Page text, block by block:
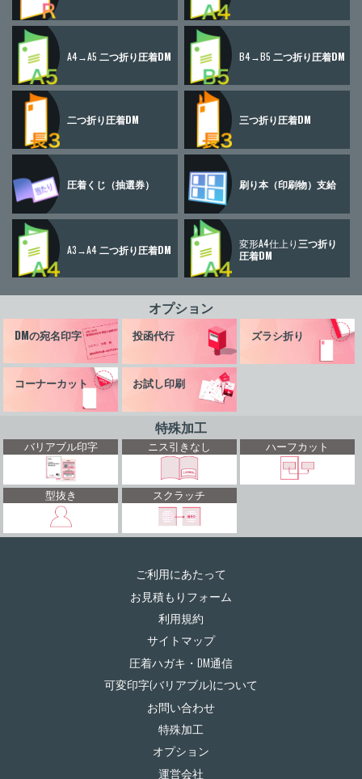
A4→A5 二つ折り圧着DM B4→B5 二つ折り圧着DM
二つ折り圧着DM 三つ折り圧着DM
圧着くじ （抽選券） 刷り本（印刷物） 支給
A3→A4二つ折り圧着DM 変形A4仕上り 三つ折り
圧着DM
オプション
DMの宛名印字 投函代行 ズラシ折り
コーナーカット お試し印刷
特殊加工
バリアブル印字 ニス引きなし ハーフカット
型抜き スクラッチ
ご利用にあたって
お見積もりフォーム
利用規約
サイトマップ
圧着ハガキ・DM通信
可変印字(バリアブル)について
お問い合わせ
特殊加工
オプション
運営会社